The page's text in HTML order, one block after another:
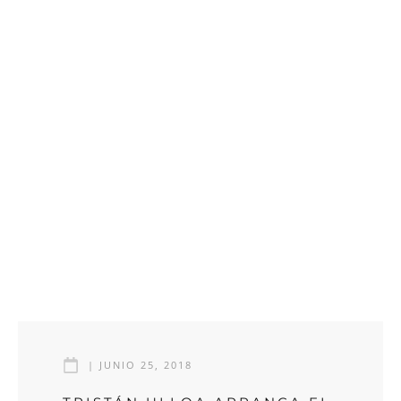
| JUNIO 25, 2018